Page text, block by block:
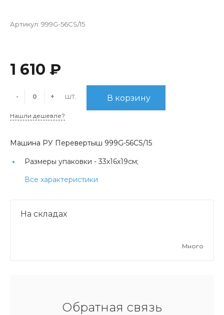
Артикул: 999G-56CS/15
1 610 ₽
- + шт. В корзину
Нашли дешевле?
Машина РУ Перевертыш 999G-56CS/15
Размеры упаковки - 33х16х19см;
Все характеристики
На складах
Много
Обратная связь